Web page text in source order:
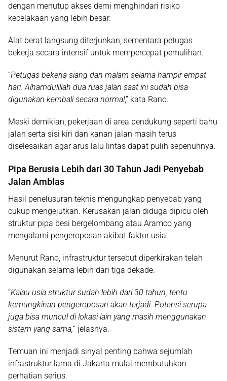
dengan menutup akses demi menghindari risiko
kecelakaan yang lebih besar.
Alat berat langsung diterjunkan, sementara petugas
bekerja secara intensif untuk mempercepat pemulihan.
“Petugas bekerja siang dan malam selama hampir empat
hari. Alhamdulillah dua ruas jalan saat ini sudah bisa
digunakan kembali secara normal,” kata Rano.
Meski demikian, pekerjaan di area pendukung seperti bahu
jalan serta sisi kiri dan kanan jalan masih terus
diselesaikan agar arus lalu lintas dapat pulih sepenuhnya.
Pipa Berusia Lebih dari 30 Tahun Jadi Penyebab
Jalan Amblas
Hasil penelusuran teknis mengungkap penyebab yang
cukup mengejutkan. Kerusakan jalan diduga dipicu oleh
struktur pipa besi bergelombang atau Aramco yang
mengalami pengeroposan akibat faktor usia.
Menurut Rano, infrastruktur tersebut diperkirakan telah
digunakan selama lebih dari tiga dekade.
“Kalau usia struktur sudah lebih dari 30 tahun, tentu
kemungkinan pengeroposan akan terjadi. Potensi serupa
juga bisa muncul di lokasi lain yang masih menggunakan
sistem yang sama,” jelasnya.
Temuan ini menjadi sinyal penting bahwa sejumlah
infrastruktur lama di Jakarta mulai membutuhkan
perhatian serius.